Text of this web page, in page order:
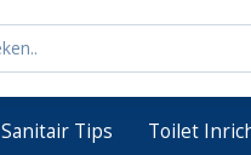
Sanitair Tips Toilet